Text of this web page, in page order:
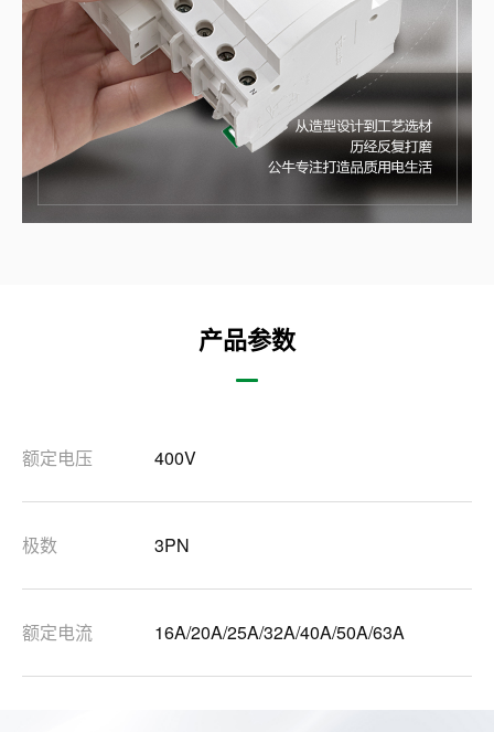
产品参数
额定电压 400V
极数 3PN
额定电流 16A/20A/25A/32A/40A/50A/63A